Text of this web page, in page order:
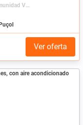
Puçol, España, Comunidad Valenciana
Ver oferta